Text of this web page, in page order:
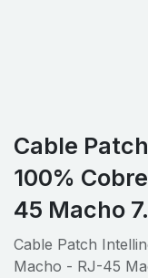
Cable
100%
45 Macho
Cable Patch
Macho - RJ-45